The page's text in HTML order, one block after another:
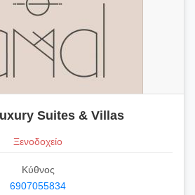
Suites & Villas
Ξενοδοχείο
Κύθνος
6907055834